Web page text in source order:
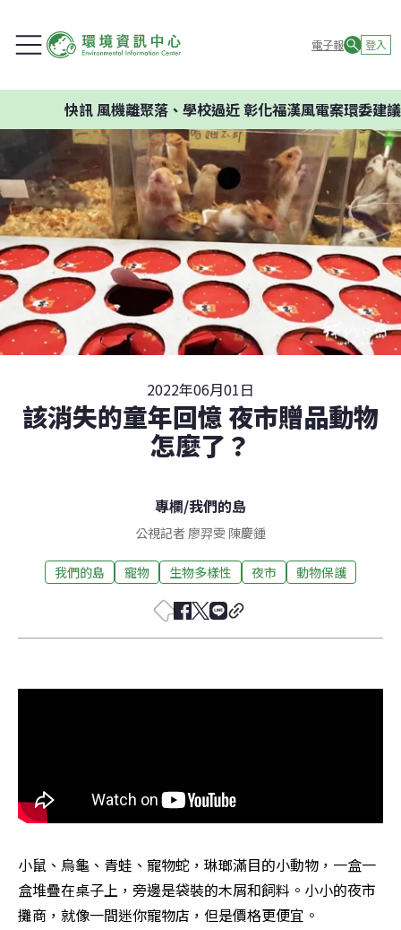
電子報 登入
風機離聚落、學校過近 彰化福漢風電案環委建議不應開
2022年06月01日
該消失的童年回憶 夜市贈品動物
怎麼了？
專欄/我們的島
公視記者 廖羿雯 陳慶鍾
我們的島 寵物 生物多樣性 夜市 動物保護
小鼠、烏龜、青蛙、寵物蛇，琳瑯滿目的小動物，一盒一
盒堆疊在桌子上，旁邊是袋裝的木屑和飼料。小小的夜市
攤商，就像一間迷你寵物店，但是價格更便宜。